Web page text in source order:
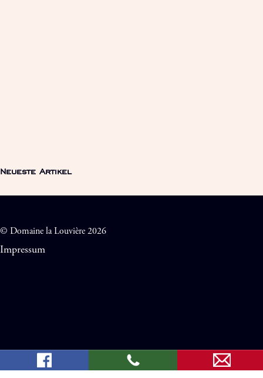
Neueste Artikel
© Domaine la Louvière 2026
Impressum